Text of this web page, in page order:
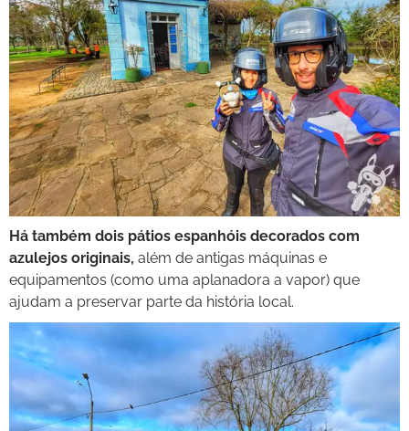
Há também dois pátios espanhóis decorados com
azulejos originais, além de antigas máquinas e
equipamentos (como uma aplanadora a vapor) que
ajudam a preservar parte da história local.